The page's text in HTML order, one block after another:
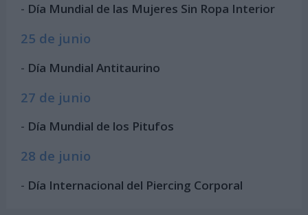
- Día Mundial de las Mujeres Sin Ropa Interior
25 de junio
- Día Mundial Antitaurino
27 de junio
- Día Mundial de los Pitufos
28 de junio
- Día Internacional del Piercing Corporal